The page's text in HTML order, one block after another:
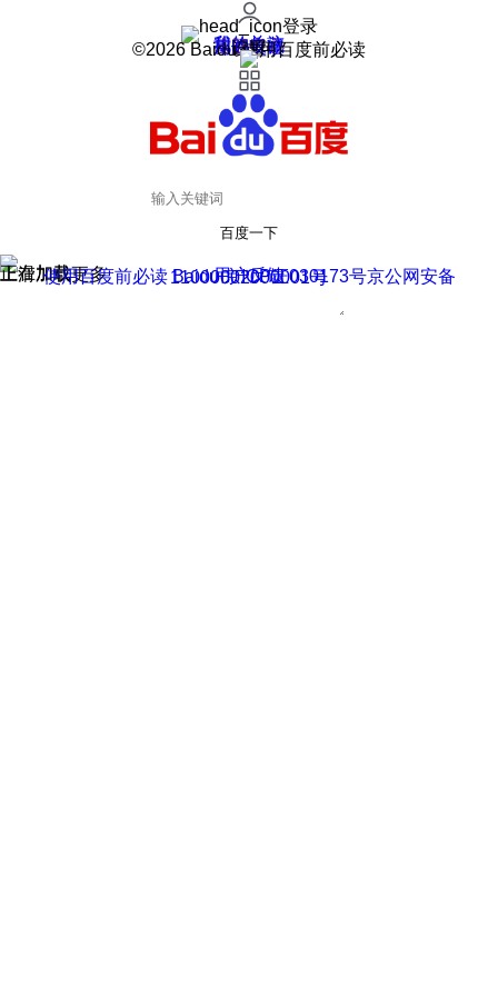
登录
我的关注
我的收藏
皮肤中心
用户反馈
设置
©2026 Baidu 使用百度前必读
百度一下
正在加载
上滑加载更多 用户反馈
使用百度前必读 Baidu 京ICP证030173号
京公网安备11000002000001号